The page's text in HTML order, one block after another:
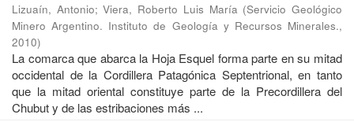
Lizuaín, Antonio;Viera, Roberto Luis María (Servicio Geológico
Minero Argentino. Instituto de Geología y Recursos Minerales.,
2010)
La comarca que abarca la Hoja Esquel forma parte en su mitad
occidental de la Cordillera Patagónica Septentrional, en tanto
que la mitad oriental constituye parte de la Precordillera del
Chubut y de las estribaciones más ...